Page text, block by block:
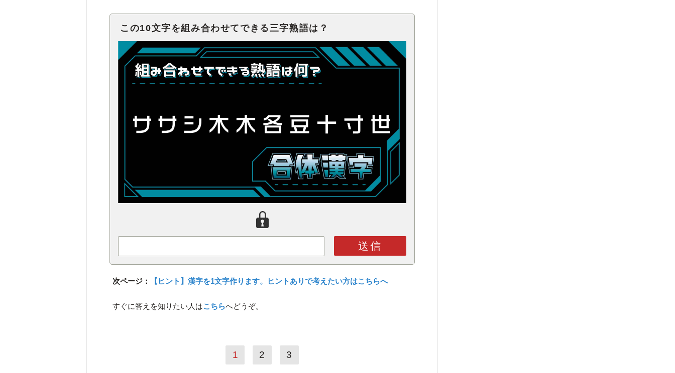
この10文字を組み合わせてできる三字熟語は？
送信
次ページ： 【ヒント】漢字を1文字作ります。ヒントありで考えたい方はこちらへ
すぐに答えを知りたい人はこちらへどうぞ。
1 2 3